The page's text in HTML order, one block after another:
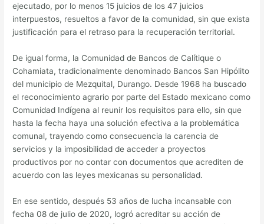
ejecutado, por lo menos 15 juicios de los 47 juicios
interpuestos, resueltos a favor de la comunidad, sin que exista
justificación para el retraso para la recuperación territorial.
De igual forma, la Comunidad de Bancos de Calítique o
Cohamiata, tradicionalmente denominado Bancos San Hipólito
del municipio de Mezquital, Durango. Desde 1968 ha buscado
el reconocimiento agrario por parte del Estado mexicano como
Comunidad Indígena al reunir los requisitos para ello, sin que
hasta la fecha haya una solución efectiva a la problemática
comunal, trayendo como consecuencia la carencia de
servicios y la imposibilidad de acceder a proyectos
productivos por no contar con documentos que acrediten de
acuerdo con las leyes mexicanas su personalidad.
En ese sentido, después 53 años de lucha incansable con
fecha 08 de julio de 2020, logró acreditar su acción de